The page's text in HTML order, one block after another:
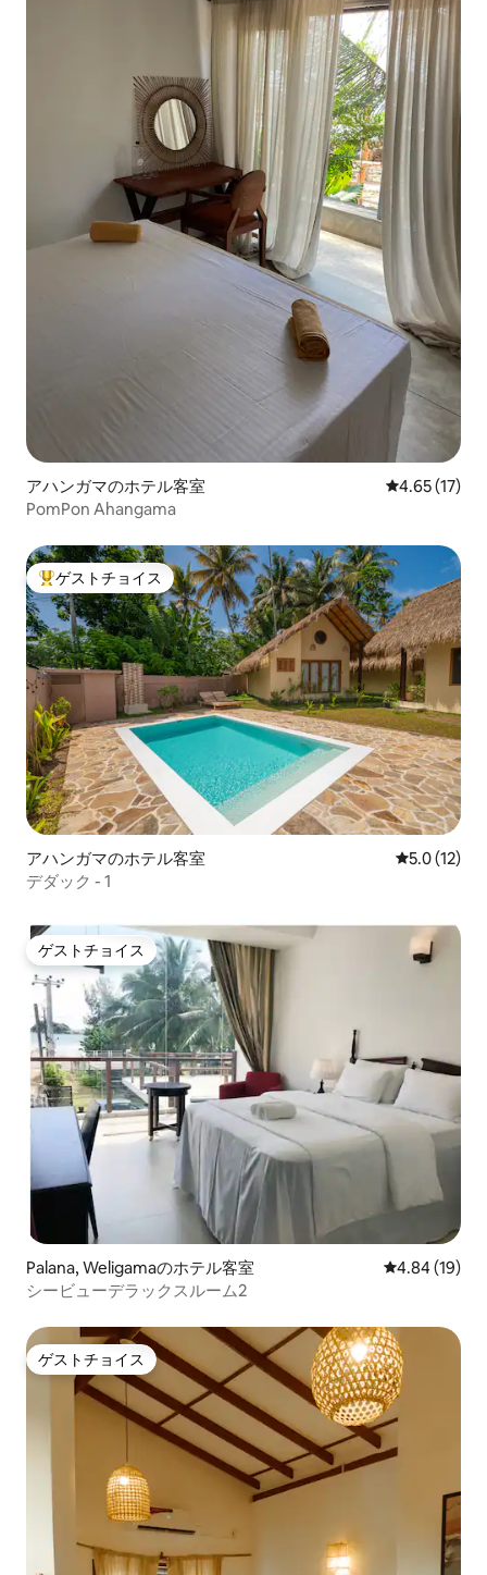
アハンガマのホテル客室 レビュー17
4.65 (17)
PomPon Ahangama
大好評のゲストチョイスです。
ゲストチョイス
アハンガマのホテル客室 レビュー12
5.0 (12)
デダック - 1
ゲストチョイス
ゲストチョイス
Palana, Weligamaのホテル客室 レビュー19
4.84 (19)
シービューデラックスルーム2
ゲストチョイス
ゲストチョイス